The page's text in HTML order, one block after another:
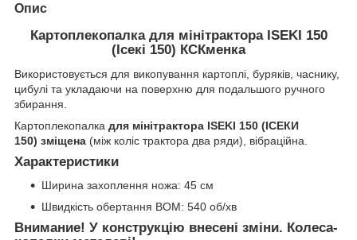
Опис
Картоплекопалка для мінітрактора ISEKI 150
(Ісекі 150) КСКменка
Використовується для викопування картоплі, буряків, часнику,
цибулі та укладаючи на поверхню для подальшого ручного
збирання.
Картоплекопалка для мінітрактора ISEKI 150 (ІСЕКИ
150) зміщена (між коліс трактора два ряди), вібраційна.
Характеристики
Ширина захоплення ножа: 45 см
Швидкість обертання ВОМ: 540 об/хв
Внимание! У конструкцію внесені зміни. Колеса-